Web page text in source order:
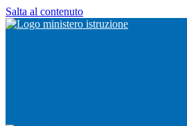
Salta al contenuto